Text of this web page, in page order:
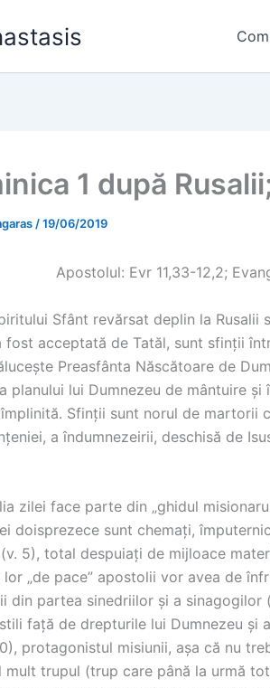
1 după
/19/06/2019
Apostolul: Evr 11,33-12,2;
Sfânt revărsat deplin la
fost acceptată de Tatăl, sunt sfinții
Preasfânta Născătoare de
planului lui Dumnezeu de mântuire
Sfinții sunt norul de martorii
a îndumnezeirii, deschisă de
zilei face parte din „ghidul
doisprezece sunt chemați,
5), total despuiați de mijloace
lor „de pace” apostolii vor avea de
din partea sinedriilor și a
față de drepturile lui Dumnezeu
protagonistul misiunii, așa că nu
mult trupul (trup care până la urmă